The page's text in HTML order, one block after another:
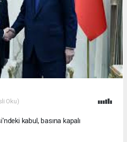
Oku)
kabul, basına kapalı